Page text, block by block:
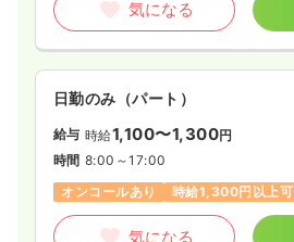
気になる
日勤のみ（パート）
給与 時給1,100〜1,300円
時間 8:00～17:00
オンコールあり
時給1,300円以上可
気になる